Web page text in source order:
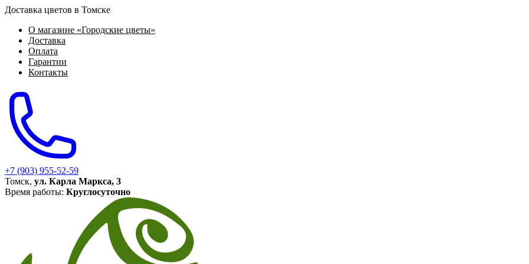
Доставка цветов в Томске
О магазине «Городские цветы»
Доставка
Оплата
Гарантии
Контакты
+7 (903) 955-52-59
Томск, ул. Карла Маркса, 3
Время работы: Круглосуточно